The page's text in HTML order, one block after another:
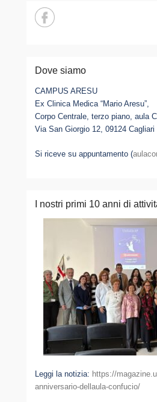
Dove siamo
CAMPUS ARESU
Ex Clinica Medica “Mario Aresu”,
Corpo Centrale, terzo piano, aula
Via San Giorgio 12, 09124 Cagliari
Si riceve su appuntamento (
I nostri primi 10 anni di
Leggi la notizia: https://
anniversario-dellaula-confucio/